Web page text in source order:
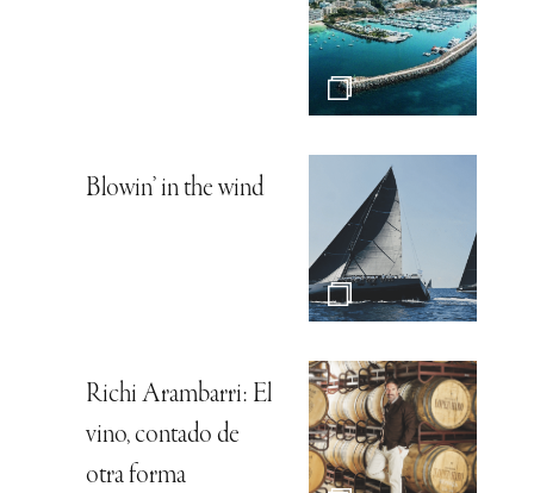
Blowin’ in the wind
Richi Arambarri: El
vino, contado de
otra forma